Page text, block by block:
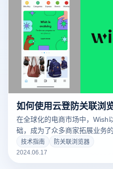
如何使用云登防关联浏
在全球化的电商市场中，Wish
础，成为了众多商家拓展业务
说，Wish提供了一个进入国际
Wish？如何在中国注册并开设
又如何在这一过程中提供帮助
技术指南
防关联浏览器
2024.06.17